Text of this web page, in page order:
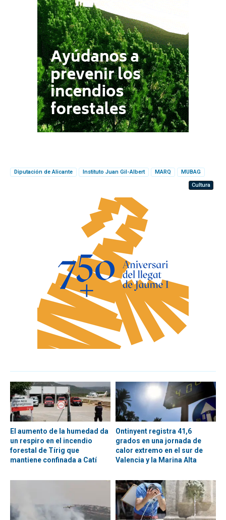
Diputación de Alicante Instituto Juan Gil-Albert MARQ
MUBAG
Cultura
El aumento de la humedad da
un respiro en el incendio
forestal de Tírig que
mantiene confinada a Catí
Ontinyent registra 41,6
grados en una jornada de
calor extremo en el sur de
Valencia y la Marina Alta